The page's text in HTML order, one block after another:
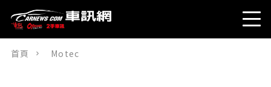
首頁 Motec